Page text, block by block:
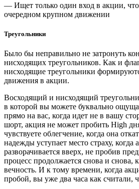
— Ищет только один вход в акции,
очередном крупном движении
Треугольники
Было бы неправильно не затронуть
нисходящих треугольников. Как и
нисходящие треугольники
движения в акции.
Восходящий и нисходящий
в которой вы можете буквально
прямо на вас, когда идет не в вашу
шорт, акция не может пробить High
чувствуете облегчение, когда она
надежды уступает место страху, когда
разворачивается вверх, не пробив
процесс продолжается снова и снова,
вечность. И к тому времени, когда
пробой, вы уже два часа как считали,